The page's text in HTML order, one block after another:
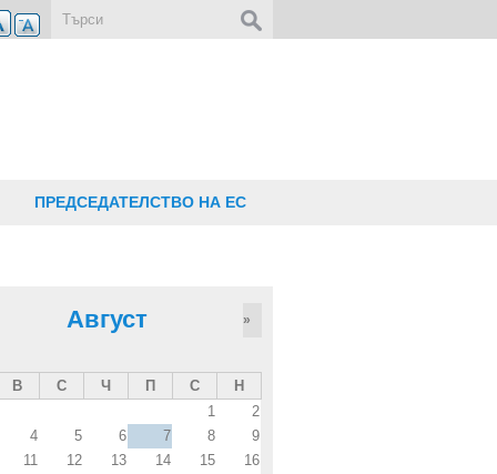
ПРЕДСЕДАТЕЛСТВО НА ЕС
Август »
В С Ч П С
Н
1
2
4 5 6 7 8
9
11 12 13 14 15
16